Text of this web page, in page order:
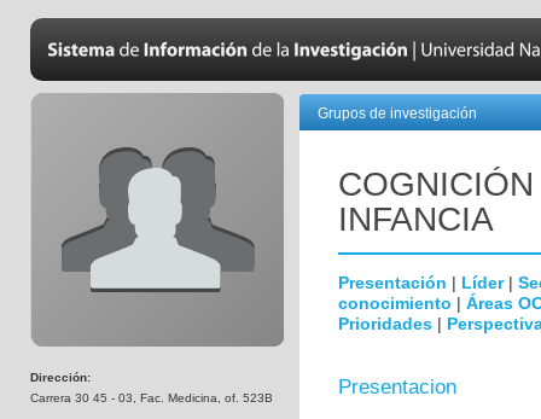
Dirección:
Carrera 30 45 - 03, Fac. Medicina, of. 523B
Grupos de investigación
INFANCIA
Presentación | Líder|
conocimiento | Áreas
Prioridades |
Presentacion